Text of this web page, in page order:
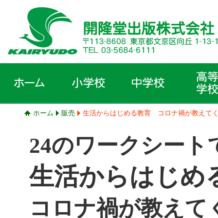
ホーム 販売 生活からはじめる教育 コロナ禍が教えて
24のワークシート
生活からはじめ
コロナ禍が教えて